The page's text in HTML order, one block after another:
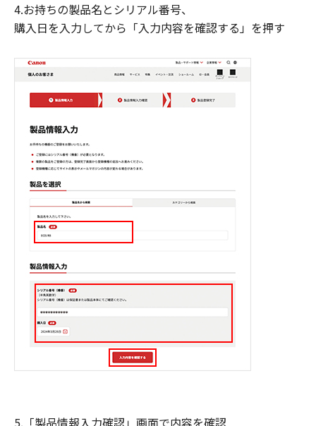
4.お持ちの製品名とシリアル番号、
購入日を入力してから「入力内容を確認する」を押す